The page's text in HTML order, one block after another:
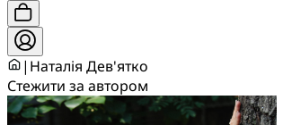
| Наталія Дев'ятко
Стежити за автором